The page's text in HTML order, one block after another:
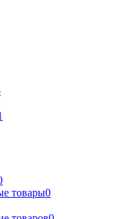
товары0